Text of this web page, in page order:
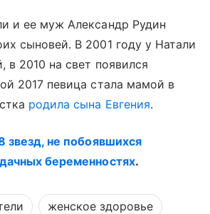
и ее муж Александр Рудин
сыновей. В 2001 году у Натали
в 2010 на свет появился
2017 певица стала мамой в
родила сына Евгения.
звезд, не побоявшихся
беременностях.
женское здоровье